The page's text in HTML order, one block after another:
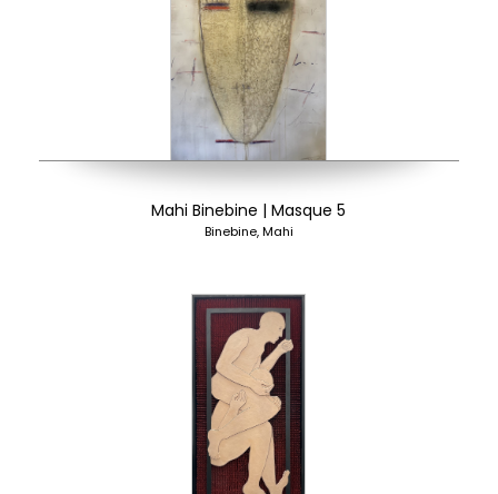
Mahi Binebine | Masque 5
Binebine, Mahi